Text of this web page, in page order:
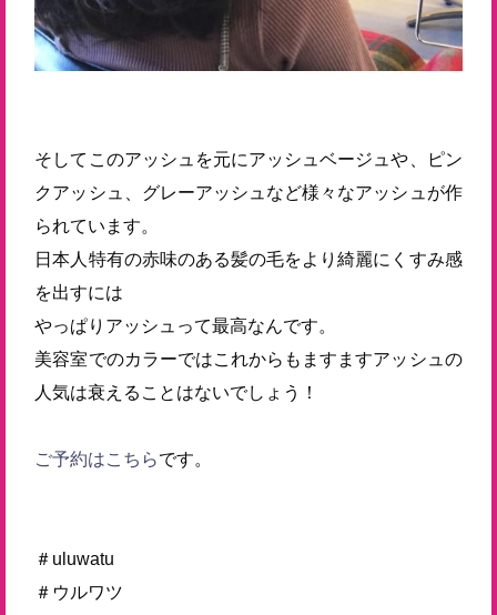
そしてこのアッシュを元にアッシュベージュや、ピン
クアッシュ、グレーアッシュなど様々なアッシュが作
られています。
日本人特有の赤味のある髪の毛をより綺麗にくすみ感
を出すには
やっぱりアッシュって最高なんです。
美容室でのカラーではこれからもますますアッシュの
人気は衰えることはないでしょう！
ご予約はこちらです。
＃uluwatu
＃ウルワツ